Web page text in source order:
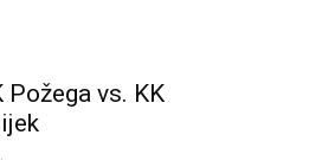
vs. KK